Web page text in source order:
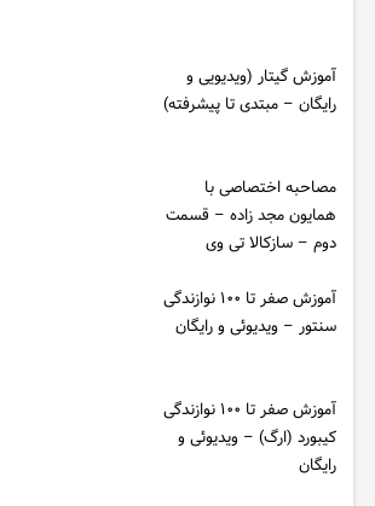
آموزش گیتار (ویدیویی و
رایگان – مبتدی تا پیشرفته)
مصاحبه اختصاصی با
همایون مجد زاده – قسمت
دوم – سازکالا تی وی
آموزش صفر تا ۱۰۰ نوازندگی
سنتور – ویدیوئی و رایگان
آموزش صفر تا ۱۰۰ نوازندگی
کیبورد (ارگ) – ویدیوئی و
رایگان